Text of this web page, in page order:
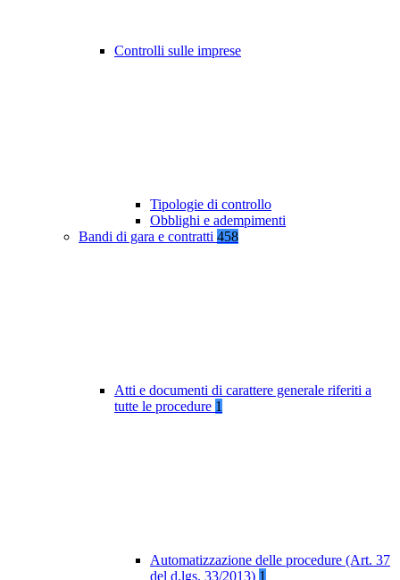
Controlli sulle imprese
Tipologie di controllo
Obblighi e adempimenti
Bandi di gara e contratti 458
Atti e documenti di carattere generale riferiti a
tutte le procedure 1
Automatizzazione delle procedure (Art. 37
del d.lgs. 33/2013) 1